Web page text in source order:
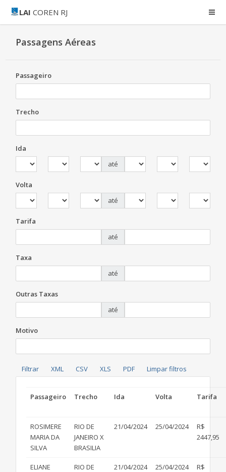
LAI COREN RJ
Passagens Aéreas
Passageiro
Trecho
Ida
até
Volta
até
Tarifa
até
Taxa
até
Outras Taxas
até
Motivo
Passageiro Trecho Ida Volta Tarifa
ROSIMERE
MARIA DA
SILVA
RIO DE
JANEIRO X
BRASILIA
21/04/2024 25/04/2024
R$
2447,95
ELIANE
RIO DE
21/04/2024 25/04/2024
R$